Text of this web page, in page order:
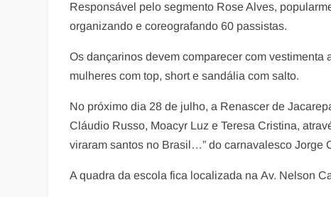
Responsável pelo segmento Rose Alves,
organizando e coreografando 60 passistas.
Os dançarinos devem comparecer com
mulheres com top, short e sandália com salto.
No próximo dia 28 de julho, a Renascer de
Cláudio Russo, Moacyr Luz e Teresa Cristina,
viraram santos no Brasil…” do carnavalesco Jorge
A quadra da escola fica localizada na Av. Nelson